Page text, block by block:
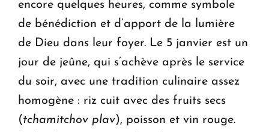
encore quelques heures, comme symbole
de bénédiction et d’apport de la lumière
de Dieu dans leur foyer. Le 5 janvier est un
jour de jeûne, qui s’achève après le service
du soir, avec une tradition culinaire assez
homogène : riz cuit avec des fruits secs
(tchamitchov plav), poisson et vin rouge.